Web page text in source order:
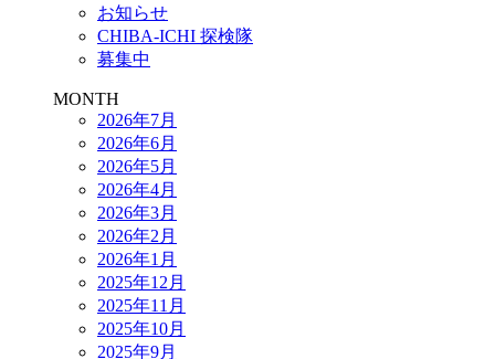
お知らせ
CHIBA-ICHI 探検隊
募集中
MONTH
2026年7月
2026年6月
2026年5月
2026年4月
2026年3月
2026年2月
2026年1月
2025年12月
2025年11月
2025年10月
2025年9月